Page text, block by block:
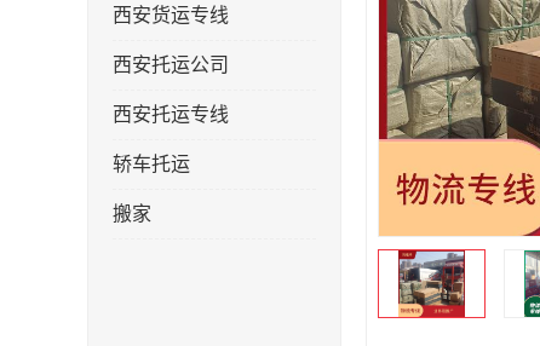
西安货运专线
西安托运公司
西安托运专线
轿车托运
搬家